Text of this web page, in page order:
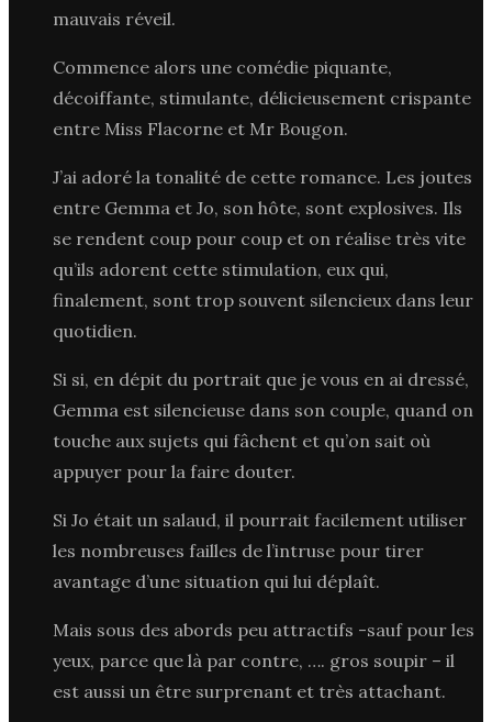
mauvais réveil.
Commence alors une comédie piquante,
décoiffante, stimulante, délicieusement crispante
entre Miss Flacorne et Mr Bougon.
J’ai adoré la tonalité de cette romance. Les joutes
entre Gemma et Jo, son hôte, sont explosives. Ils
se rendent coup pour coup et on réalise très vite
qu’ils adorent cette stimulation, eux qui,
finalement, sont trop souvent silencieux dans leur
quotidien.
Si si, en dépit du portrait que je vous en ai dressé,
Gemma est silencieuse dans son couple, quand on
touche aux sujets qui fâchent et qu’on sait où
appuyer pour la faire douter.
Si Jo était un salaud, il pourrait facilement utiliser
les nombreuses failles de l’intruse pour tirer
avantage d’une situation qui lui déplaît.
Mais sous des abords peu attractifs -sauf pour les
yeux, parce que là par contre, …. gros soupir – il
est aussi un être surprenant et très attachant.